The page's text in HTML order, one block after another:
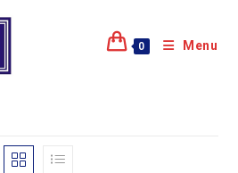
0 Menu